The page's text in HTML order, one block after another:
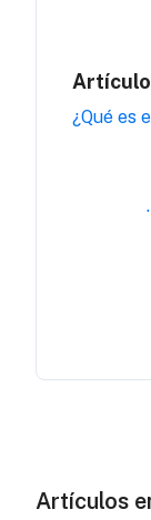
¿Qué es
Artículos